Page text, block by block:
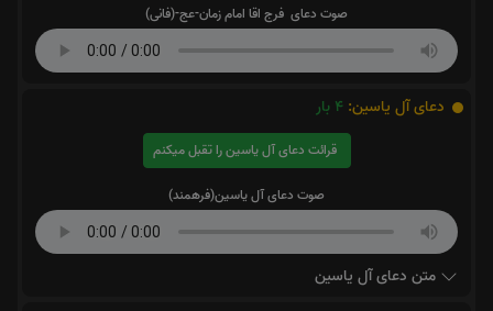
صوت دعای فرج اقا امام زمان-عج-(فانی)
دعای آل یاسین: 4 بار
قرائت دعای آل یاسین را تقبل میکنم
صوت دعای آل یاسین(فرهمند)
متن دعای آل یاسین